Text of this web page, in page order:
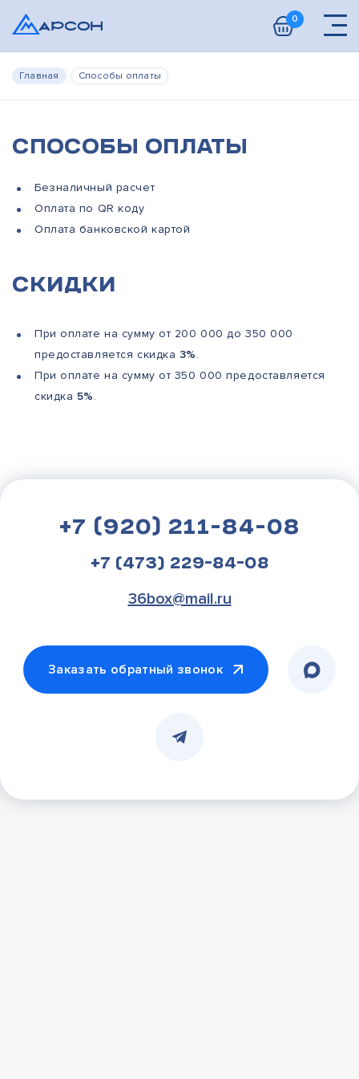
0
Главная Способы оплаты
Способы оплаты
Безналичный расчет
Оплата по QR коду
Оплата банковской картой
Скидки
При оплате на сумму от 200 000 до 350 000
предоставляется скидка 3%.
При оплате на сумму от 350 000 предоставляется
скидка 5%.
+7 (920) 211-84-08
+7 (473) 229-84-08
36box@mail.ru
Заказать обратный звонок